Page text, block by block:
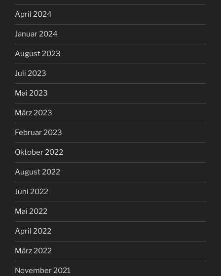
April 2024
Januar 2024
August 2023
Juli 2023
Mai 2023
März 2023
Februar 2023
Oktober 2022
August 2022
Juni 2022
Mai 2022
April 2022
März 2022
November 2021